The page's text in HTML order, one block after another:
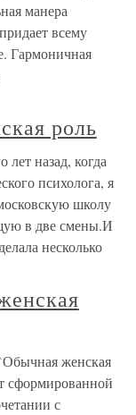
манера
всему
Гармоничная
роль
назад, когда
психолога, я
школу
в две смены.И
несколько
женская
сформированной
с